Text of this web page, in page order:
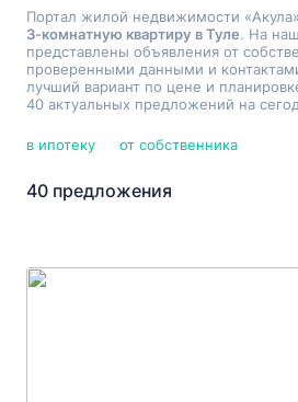
Портал жилой недвижимости
3-комнатную квартиру в Туле. На
представлены объявления от
проверенными данными и
лучший вариант по цене и
40 актуальных предложений на
в ипотеку от собственника
40 предложения